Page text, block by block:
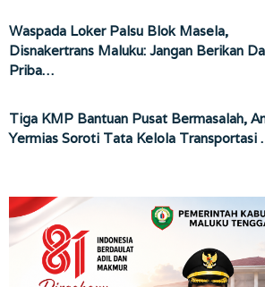
Waspada Loker Palsu Blok Masela,
Disnakertrans Maluku: Jangan Berikan
Priba…
Tiga KMP Bantuan Pusat Bermasalah,
Yermias Soroti Tata Kelola Transportasi